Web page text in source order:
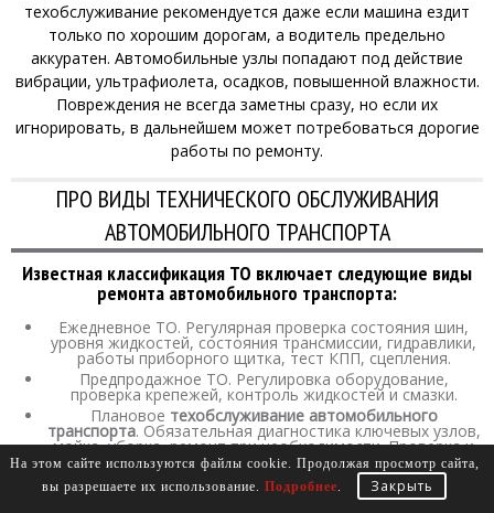
техобслуживание рекомендуется даже если машина ездит
только по хорошим дорогам, а водитель предельно
аккуратен. Автомобильные узлы попадают под действие
вибрации, ультрафиолета, осадков, повышенной влажности.
Повреждения не всегда заметны сразу, но если их
игнорировать, в дальнейшем может потребоваться дорогие
работы по ремонту.
ПРО ВИДЫ ТЕХНИЧЕСКОГО ОБСЛУЖИВАНИЯ
АВТОМОБИЛЬНОГО ТРАНСПОРТА
Известная классификация ТО включает следующие виды
ремонта автомобильного транспорта:
Ежедневное ТО. Регулярная проверка состояния шин,
уровня жидкостей, состояния трансмиссии, гидравлики,
работы приборного щитка, тест КПП, сцепления.
Предпродажное ТО. Регулировка оборудование,
проверка крепежей, контроль жидкостей и смазки.
Плановое техобслуживание автомобильного
транспорта. Обязательная диагностика ключевых узлов,
мойка, уборка, ремонт при необходимости. Проверка и
регулировка крепежей, замена фильтров, жидкостей,
анализ расхода топлива автомобиля.
Сезонное ТО и ремонт. Такое обслуживание в
На этом сайте используются файлы cookie. Продолжая просмотр сайта,
вы разрешаете их использование. Подробнее. Закрыть